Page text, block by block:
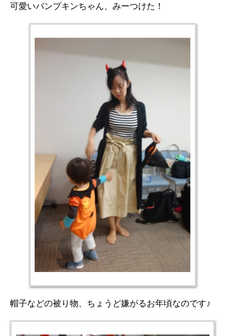
可愛いパンプキンちゃん、みーつけた！
帽子などの被り物、ちょうど嫌がるお年頃なのです♪